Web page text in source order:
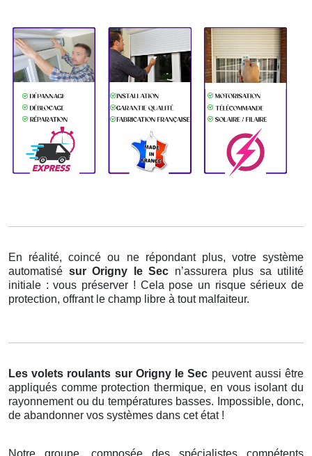
En réalité, coincé ou ne répondant plus, votre système
automatisé sur Origny le Sec n’assurera plus sa utilité
initiale : vous préserver ! Cela pose un risque sérieux de
protection, offrant le champ libre à tout malfaiteur.
Les volets roulants sur Origny le Sec peuvent aussi être
appliqués comme protection thermique, en vous isolant du
rayonnement ou du températures basses. Impossible, donc,
de abandonner vos systèmes dans cet état !